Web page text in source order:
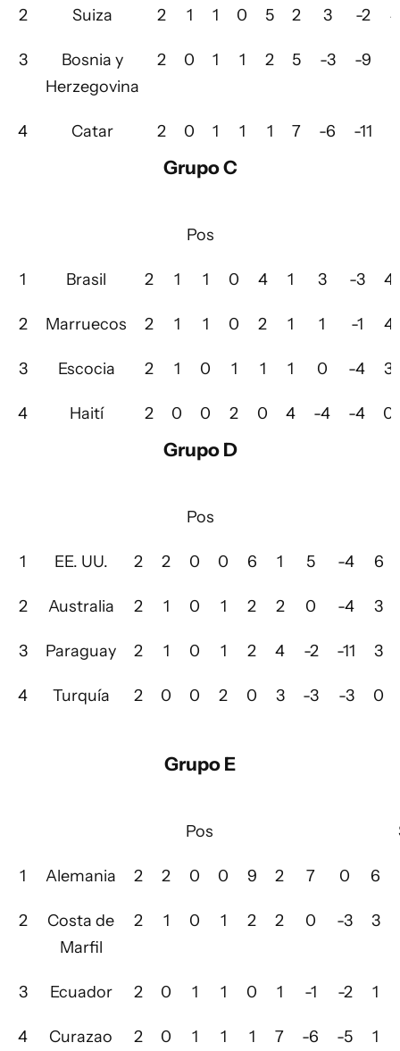
2 Suiza 2 1 1 0 5 2 3 -2 4
3
Bosnia y
Herzegovina
2 0 1 1 2 5 -3 -9
4 Catar 2 0 1 1 1 7 -6 -11
Grupo C
Pos
1 Brasil 2 1 1 0 4 1 3 -3 4
2 Marruecos 2 1 1 0 2 1 1 -1 4
3 Escocia 2 1 0 1 1 1 0 -4 3
4 Haití 2 0 0 2 0 4 -4 -4 0
Grupo D
Pos
1 EE. UU. 2 2 0 0 6 1 5 -4 6
2 Australia 2 1 0 1 2 2 0 -4 3
3 Paraguay 2 1 0 1 2 4 -2 -11 3
4 Turquía 2 0 0 2 0 3 -3 -3 0
Grupo E
Pos
1 Alemania 2 2 0 0 9 2 7 0 6
2
Costa de
Marfil
2 1 0 1 2 2 0 -3 3
3 Ecuador 2 0 1 1 0 1 -1 -2 1
4 Curazao 2 0 1 1 1 7 -6 -5 1